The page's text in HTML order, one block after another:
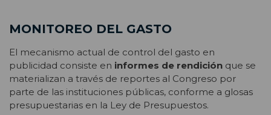
MONITOREO DEL GASTO
El mecanismo actual de control del gasto en
publicidad consiste en informes de rendición que se
materializan a través de reportes al Congreso por
parte de las instituciones públicas, conforme a glosas
presupuestarias en la Ley de Presupuestos.